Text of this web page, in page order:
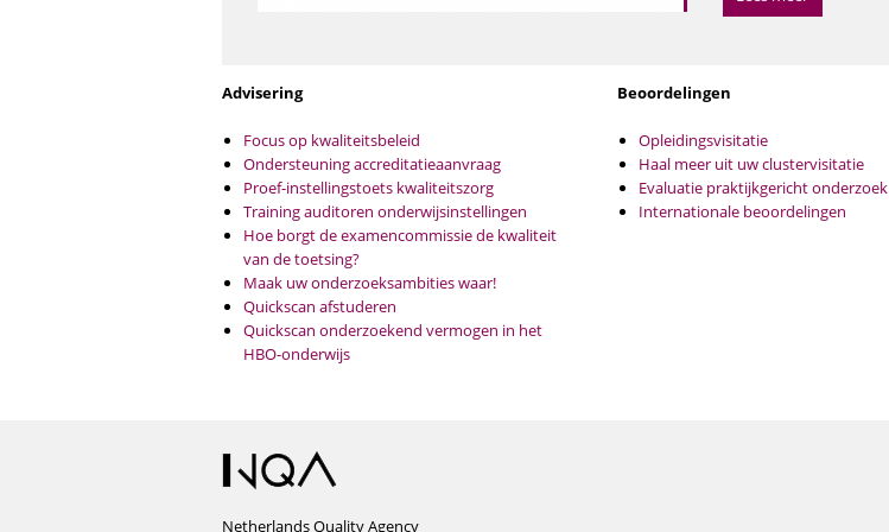
Advisering
Focus op kwaliteitsbeleid
Ondersteuning accreditatieaanvraag
Proef-instellingstoets kwaliteitszorg
Training auditoren onderwijsinstellingen
Hoe borgt de examencommissie de kwaliteit
van de toetsing?
Maak uw onderzoeksambities waar!
Quickscan afstuderen
Quickscan onderzoekend vermogen in het
HBO-onderwijs
Beoordelingen
Opleidingsvisitatie
Haal meer uit uw clustervisitatie
Evaluatie praktijkgericht onderzoek
Internationale beoordelingen
Netherlands Quality Agency